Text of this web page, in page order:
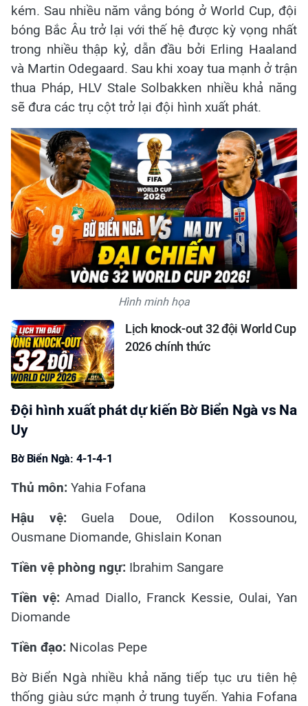
kém. Sau nhiều năm vắng bóng ở World Cup, đội
bóng Bắc Âu trở lại với thế hệ được kỳ vọng nhất
trong nhiều thập kỷ, dẫn đầu bởi Erling Haaland
và Martin Odegaard. Sau khi xoay tua mạnh ở trận
thua Pháp, HLV Stale Solbakken nhiều khả năng
sẽ đưa các trụ cột trở lại đội hình xuất phát.
Hình minh họa
Lịch knock-out 32 đội World Cup
2026 chính thức
Đội hình xuất phát dự kiến Bờ Biển Ngà vs Na
Uy
Bờ Biển Ngà: 4-1-4-1
Thủ môn: Yahia Fofana
Hậu vệ:Guela Doue, Odilon Kossounou,
Ousmane Diomande, Ghislain Konan
Tiền vệ phòng ngự: Ibrahim Sangare
Tiền vệ: Amad Diallo, Franck Kessie, Oulai, Yan
Diomande
Tiền đạo: Nicolas Pepe
Bờ Biển Ngà nhiều khả năng tiếp tục ưu tiên hệ
thống giàu sức mạnh ở trung tuyến. Yahia Fofana